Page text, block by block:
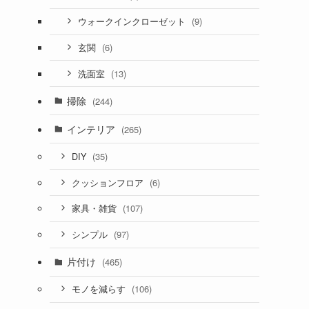
ウォークインクローゼット (9)
玄関 (6)
洗面室 (13)
掃除 (244)
インテリア (265)
DIY (35)
クッションフロア (6)
家具・雑貨 (107)
シンプル (97)
片付け (465)
モノを減らす (106)